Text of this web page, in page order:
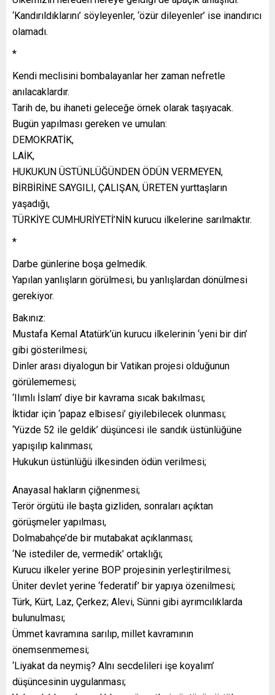
‘Kandırıldıklarını’ söyleyenler, ‘özür dileyenler’ ise inandırıcı
olamadı.
*
Kendi meclisini bombalayanlar her zaman nefretle
anılacaklardır.
Tarih de, bu ihaneti geleceğe örnek olarak taşıyacak.
Bugün yapılması gereken ve umulan:
DEMOKRATİK,
LAİK,
HUKUKUN ÜSTÜNLÜĞÜNDEN ÖDÜN VERMEYEN,
BİRBİRİNE SAYGILI, ÇALIŞAN, ÜRETEN yurttaşların
yaşadığı,
TÜRKİYE CUMHURİYETİ’NİN kurucu ilkelerine sarılmaktır.
*
Darbe günlerine boşa gelmedik.
Yapılan yanlışların görülmesi, bu yanlışlardan dönülmesi
gerekiyor.
Bakınız:
Mustafa Kemal Atatürk’ün kurucu ilkelerinin ‘yeni bir din’
gibi gösterilmesi;
Dinler arası diyalogun bir Vatikan projesi olduğunun
görülememesi;
‘Ilımlı İslam’ diye bir kavrama sıcak bakılması;
İktidar için ‘papaz elbisesi’ giyilebilecek olunması;
‘Yüzde 52 ile geldik’ düşüncesi ile sandık üstünlüğüne
yapışılıp kalınması;
Hukukun üstünlüğü ilkesinden ödün verilmesi;
Anayasal hakların çiğnenmesi;
Terör örgütü ile başta gizliden, sonraları açıktan
görüşmeler yapılması,
Dolmabahçe’de bir mutabakat açıklanması;
‘Ne istediler de, vermedik’ ortaklığı;
Kurucu ilkeler yerine BOP projesinin yerleştirilmesi;
Üniter devlet yerine ‘federatif’ bir yapıya özenilmesi;
Türk, Kürt, Laz, Çerkez; Alevi, Sünni gibi ayrımcılıklarda
bulunulması;
Ümmet kavramına sarılıp, millet kavramının
önemsenmemesi;
‘Liyakat da neymiş? Alnı secdelileri işe koyalım’
düşüncesinin uygulanması;